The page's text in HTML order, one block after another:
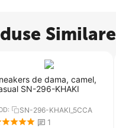
Similare
de dama, camel,
SN-296-KHAKI
SN-296-KHAKI_5CCA
1